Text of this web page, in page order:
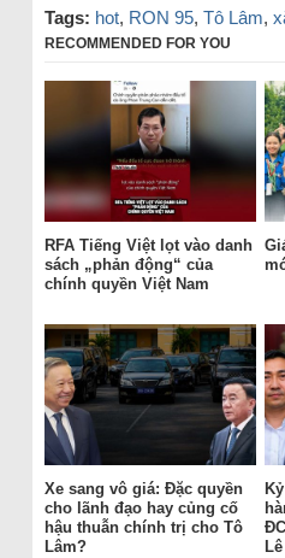
Tags: hot, RON 95, Tô Lâm,
RECOMMENDED FOR YOU
RFA Tiếng Việt lọt vào danh
sách „phản động“ của
chính quyền Việt Nam
Xe sang vô giá: Đặc quyền
cho lãnh đạo hay củng cố
hậu thuẫn chính trị cho Tô
Lâm?